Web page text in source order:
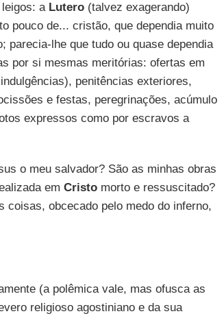
a Lutero(talvez exagerando)
pouco de... cristão, que dependia muito
parecia-lhe que tudo ou quase dependia
por si mesmas meritórias: ofertas em
penitências exteriores,
e festas, peregrinações, acúmulo
expressos como por escravos a
o meu salvador? São as minhas obras
em Cristomorto e ressuscitado?
coisas, obcecado pelo medo do inferno,
(a polêmica vale, mas ofusca as
religioso agostiniano e da sua